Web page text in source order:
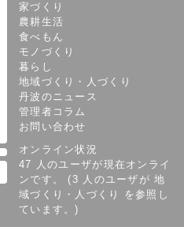
家づくり
農耕生活
食べもん
モノづくり
暮らし
地域づくり・人づくり
丹波のニュース
管理者コラム
お問い合わせ
オンライン状況
47 人のユーザが現在オンライ
ンです。 (3 人のユーザが 地
域づくり・人づくり を参照し
ています。)